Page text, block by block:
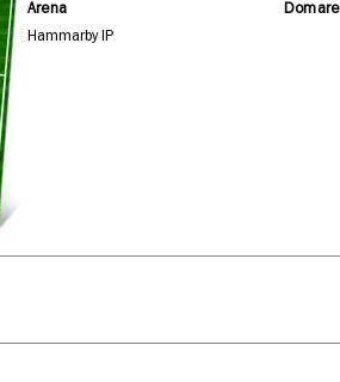
Arena
Hammarby IP
Domare